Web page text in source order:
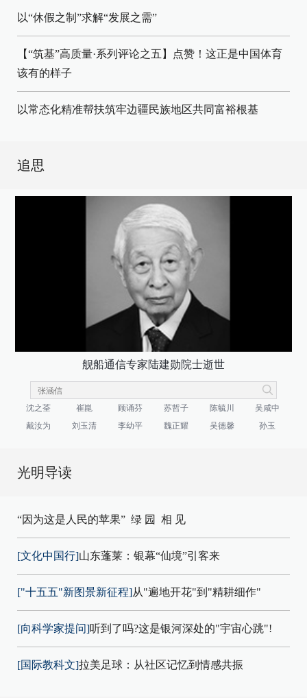
以“休假之制”求解“发展之需”
【“筑基”高质量·系列评论之五】点赞！这正是中国体育
该有的样子
以常态化精准帮扶筑牢边疆民族地区共同富裕根基
追思
舰船通信专家陆建勋院士逝世
沈之荃 崔崑 顾诵芬 苏哲子 陈毓川
吴咸中
戴汝为
刘玉清 李幼平 魏正耀 吴德馨 孙玉
光明导读
“因为这是人民的苹果” 绿 园 相 见
[文化中国行]山东蓬莱：银幕“仙境”引客来
["十五五"新图景新征程]从"遍地开花"到"精耕细作"
[向科学家提问]听到了吗?这是银河深处的"宇宙心跳"!
[国际教科文]拉美足球：从社区记忆到情感共振